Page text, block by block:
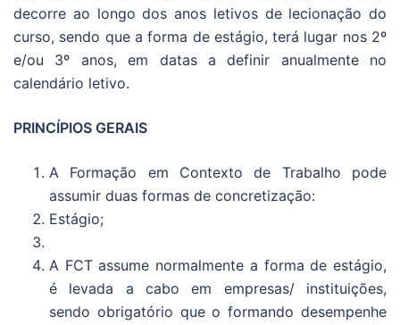
decorre ao longo dos anos letivos de lecionação do
curso, sendo que a forma de estágio, terá lugar nos 2º
e/ou 3º anos, em datas a definir anualmente no
calendário letivo.
PRINCÍPIOS GERAIS
A Formação em Contexto de Trabalho pode
assumir duas formas de concretização:
Estágio;
A FCT assume normalmente a forma de estágio,
é levada a cabo em empresas/ instituições,
sendo obrigatório que o formando desempenhe